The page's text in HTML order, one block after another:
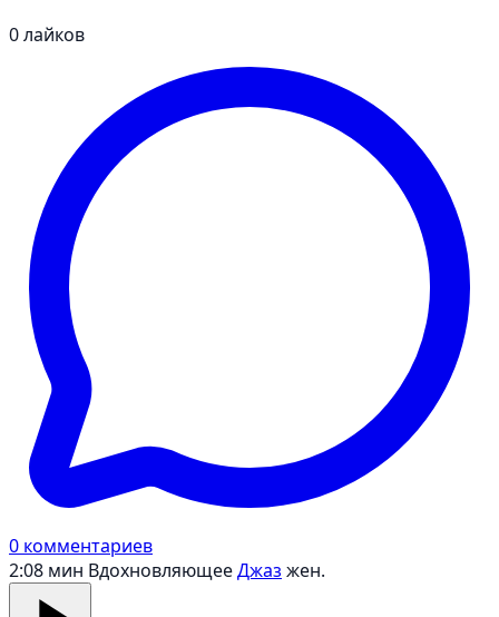
0лайков
0 комментариев
2:08 мин ВдохновляющееДжаз жен.